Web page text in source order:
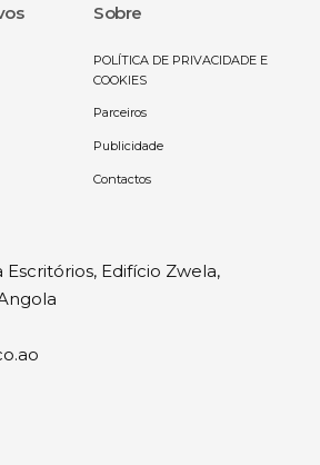
Sobre
POLÍTICA DE PRIVACIDADE E
COOKIES
Parceiros
Publicidade
Contactos
Edifício Zwela,